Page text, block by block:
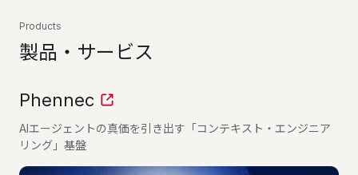
Products
製品・サービス
Phennec
AIエージェントの真価を引き出す「コンテキスト・エンジニア
リング」基盤